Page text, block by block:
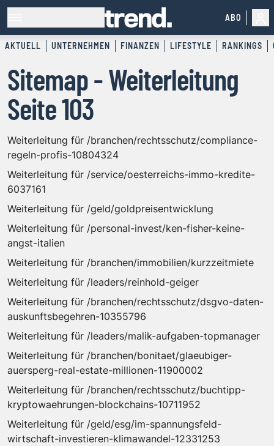
ABO
AKTUELL UNTERNEHMEN FINANZEN LIFESTYLE RANKINGS
Sitemap - Weiterleitung
Seite 103
Weiterleitung für /branchen/rechtsschutz/compliance-
regeln-profis-10804324
Weiterleitung für /service/oesterreichs-immo-kredite-
6037161
Weiterleitung für /geld/goldpreisentwicklung
Weiterleitung für /personal-invest/ken-fisher-keine-
angst-italien
Weiterleitung für /branchen/immobilien/kurzzeitmiete
Weiterleitung für /leaders/reinhold-geiger
Weiterleitung für /branchen/rechtsschutz/dsgvo-daten-
auskunftsbegehren-10355796
Weiterleitung für /leaders/malik-aufgaben-topmanager
Weiterleitung für /branchen/bonitaet/glaeubiger-
auersperg-real-estate-millionen-11900002
Weiterleitung für /branchen/rechtsschutz/buchtipp-
kryptowaehrungen-blockchains-10711952
Weiterleitung für /geld/esg/im-spannungsfeld-
wirtschaft-investieren-klimawandel-12331253